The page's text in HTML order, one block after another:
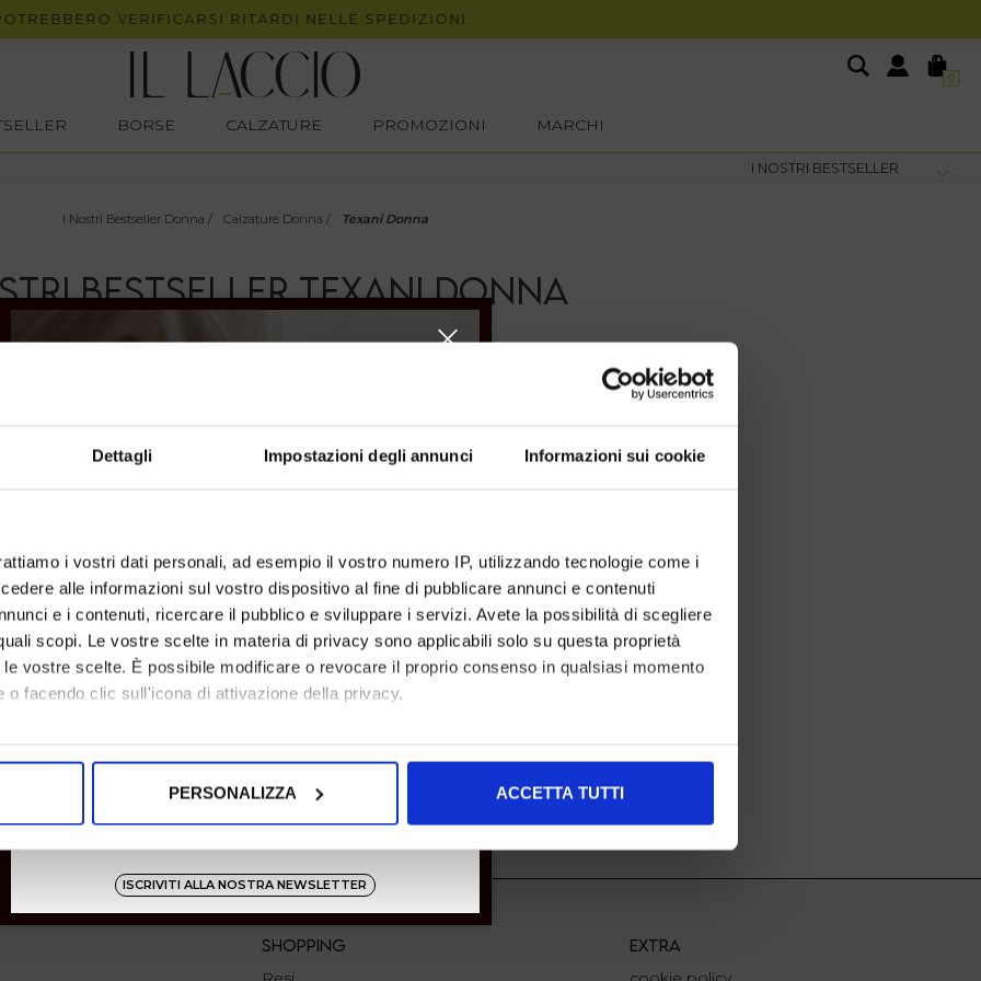
Dettagli Impostazioni degli annunci Informazioni sui cookie
i vostri dati personali, ad esempio il vostro numero IP, utilizzando tecnologie come i
alle informazioni sul vostro dispositivo al fine di pubblicare annunci e contenuti
e i contenuti, ricercare il pubblico e sviluppare i servizi. Avete la possibilità di scegliere
scopi. Le vostre scelte in materia di privacy sono applicabili solo su questa proprietà
vostre scelte. È possibile modificare o revocare il proprio consenso in qualsiasi momento
o facendo clic sull'icona di attivazione della privacy.
anche:
scansionandolo attivamente alla ricerca di caratteristiche specifiche (impronte
in qualsiasi momento dalla Dichiarazione sui cookie.
contenuti ed annunci, per fornire funzionalità dei social media e per analizzare il
PERSONALIZZA ACCETTA TUTTI
VERIFICARSI RITARDI NELLE SPEDIZIONI.
0
BORSE CALZATURE PROMOZIONI MARCHI
I Nostri Bestseller Donna / Calzature Donna / Texani Donna
BESTSELLER TEXANI DONNA
dallook distintivo, grintoso,Made in Italy.
: dalle riunioni formali di lavoro alle serate eleganti, passando anche per i party più spumeggianti!
SHOW ITEMS1 to0of0total
SHOPPING
EXTRA
ISCRIVITI ALLA NOSTRA NEWSLETTER